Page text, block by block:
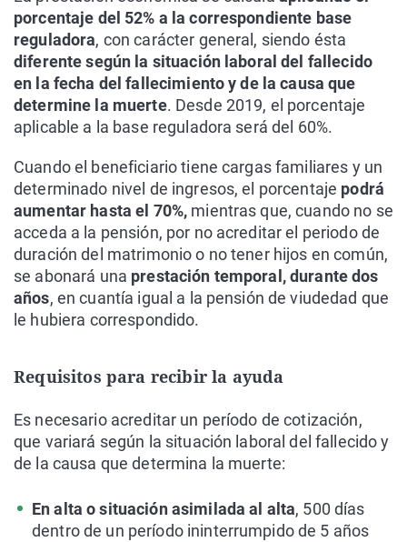
porcentaje del 52% a la correspondiente base
reguladora, con carácter general, siendo ésta
diferente según la situación laboral del fallecido
en la fecha del fallecimiento y de la causa que
determine la muerte. Desde 2019, el porcentaje
aplicable a la base reguladora será del 60%.
Cuando el beneficiario tiene cargas familiares y un
determinado nivel de ingresos, el porcentaje podrá
aumentar hasta el 70%, mientras que, cuando no se
acceda a la pensión, por no acreditar el periodo de
duración del matrimonio o no tener hijos en común,
se abonará una prestación temporal, durante dos
años, en cuantía igual a la pensión de viudedad que
le hubiera correspondido.
Requisitos para recibir la ayuda
Es necesario acreditar un período de cotización,
que variará según la situación laboral del fallecido y
de la causa que determina la muerte:
En alta o situación asimilada al alta, 500 días
dentro de un período ininterrumpido de 5 años